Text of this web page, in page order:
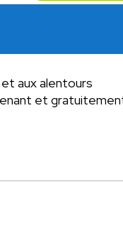
aux alentours
et